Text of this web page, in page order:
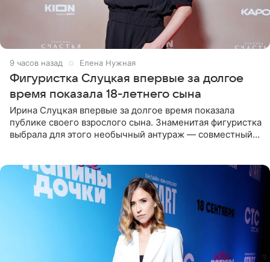
9 часов назад Елена Нужная
Фигуристка Слуцкая впервые за долгое
время показала 18-летнего сына
Ирина Слуцкая впервые за долгое время показала
публике своего взрослого сына. Знаменитая фигуристка
выбрала для этого необычный антураж — совместный